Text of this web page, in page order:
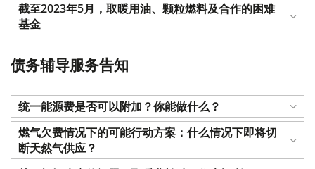
截至2023年5月，取暖用油、颗粒燃料及合作的困难
基金
债务辅导服务告知
统一能源费是否可以附加？你能做什么？
燃气欠费情况下的可能行动方案：什么情况下即将切
断天然气供应？